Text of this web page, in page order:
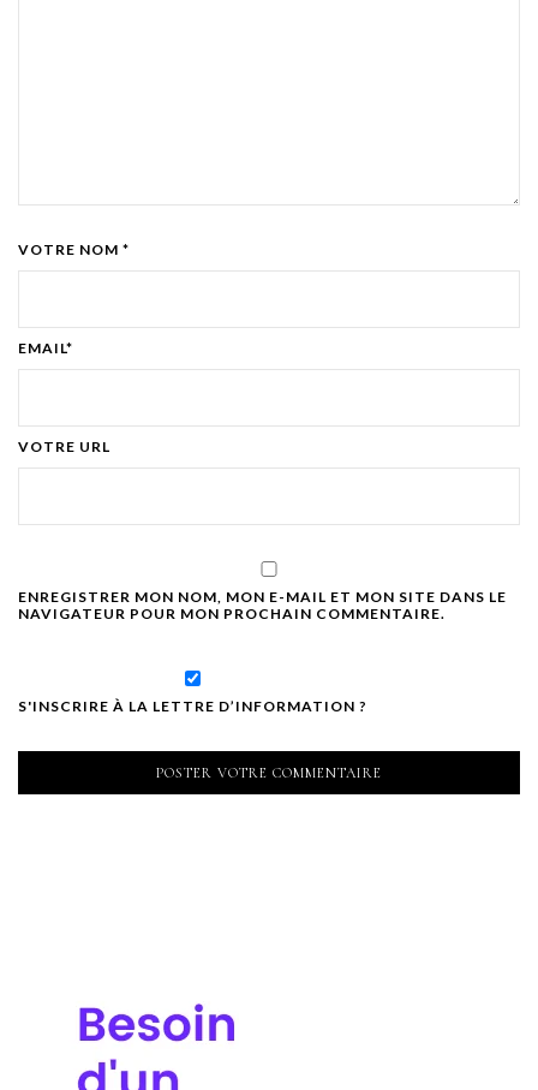
VOTRE NOM *
EMAIL*
VOTRE URL
ENREGISTRER MON NOM, MON E-MAIL ET MON SITE DANS LE
NAVIGATEUR POUR MON PROCHAIN COMMENTAIRE.
S'INSCRIRE À LA LETTRE D’INFORMATION ?